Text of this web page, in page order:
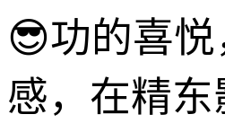
😎功的喜
感，在精